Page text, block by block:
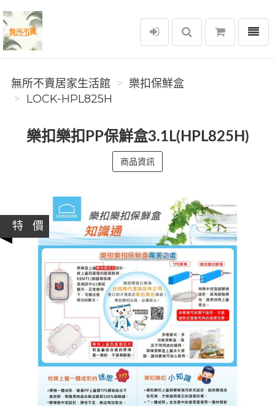
無所不賣居家生活館
選單
無所不賣居家生活館
樂扣保鮮盒
LOCK-HPL825H
樂扣樂扣PP保鮮盒3.1L(HPL825H)
商品資訊
特 價